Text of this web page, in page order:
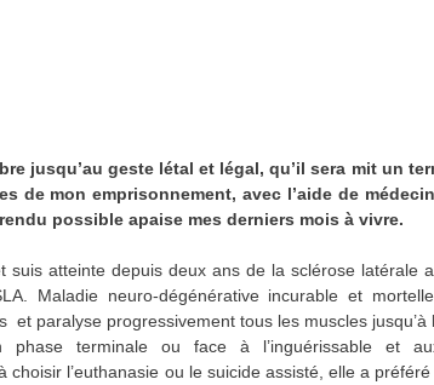
jusqu’au geste létal et légal, qu’il sera mit un
de mon emprisonnement, avec l’aide de
possible apaise mes derniers mois à vivre.
suis atteinte depuis deux ans de la sclérose latérale
Maladie neuro-dégénérative incurable et
paralyse progressivement tous les muscles jusqu’à
terminale ou face à l’inguérissable et
l’euthanasie ou le suicide assisté, elle a préféré